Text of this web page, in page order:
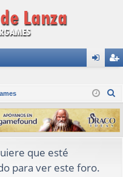
nti
fic
ar
ist
ra
rs
s
c
que esté
para ver este foro.